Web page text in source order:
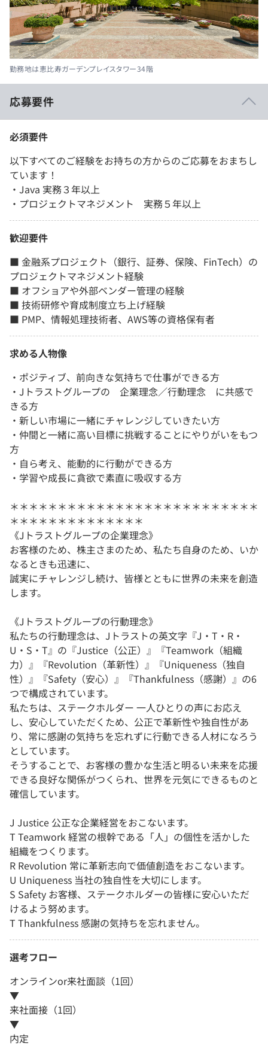
勤務地は恵比寿ガーデンプレイスタワー34階
応募要件
必須要件
以下すべてのご経験をお持ちの方からのご応募をおまちし
ています！
・Java 実務３年以上
・プロジェクトマネジメント 実務５年以上
歓迎要件
■ 金融系プロジェクト（銀行、証券、保険、FinTech）の
プロジェクトマネジメント経験
■ オフショアや外部ベンダー管理の経験
■ 技術研修や育成制度立ち上げ経験
■ PMP、情報処理技術者、AWS等の資格保有者
求める人物像
・ポジティブ、前向きな気持ちで仕事ができる方
・Jトラストグループの 企業理念／行動理念 に共感で
きる方
・新しい市場に一緒にチャレンジしていきたい方
・仲間と一緒に高い目標に挑戦することにやりがいをもつ
方
・自ら考え、能動的に行動ができる方
・学習や成長に貪欲で素直に吸収する方
＊＊＊＊＊＊＊＊＊＊＊＊＊＊＊＊＊＊＊＊＊＊＊＊＊＊
＊＊＊＊＊＊＊＊＊＊＊＊＊＊
《Jトラストグループの企業理念》
お客様のため、株主さまのため、私たち自身のため、いか
なるときも迅速に、
誠実にチャレンジし続け、皆様とともに世界の未来を創造
します。
《Jトラストグループの行動理念》
私たちの行動理念は、Jトラストの英文字『J・T・R・
U・S・T』の『Justice（公正）』『Teamwork（組織
力）』『Revolution（革新性）』『Uniqueness（独自
性）』『Safety（安心）』『Thankfulness（感謝）』の6
つで構成されています。
私たちは、ステークホルダー 一人ひとりの声にお応え
し、安心していただくため、公正で革新性や独自性があ
り、常に感謝の気持ちを忘れずに行動できる人材になろう
としています。
そうすることで、お客様の豊かな生活と明るい未来を応援
できる良好な関係がつくられ、世界を元気にできるものと
確信しています。
J Justice 公正な企業経営をおこないます。
T Teamwork 経営の根幹である「人」の個性を活かした
組織をつくります。
R Revolution 常に革新志向で価値創造をおこないます。
U Uniqueness 当社の独自性を大切にします。
S Safety お客様、ステークホルダーの皆様に安心いただ
けるよう努めます。
T Thankfulness 感謝の気持ちを忘れません。
選考フロー
オンラインor来社面談（1回）
▼
来社面接（1回）
▼
内定